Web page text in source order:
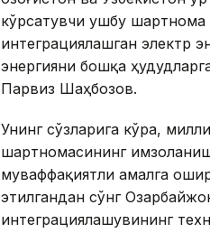
кўрсатувчи ушбу шартнома
интеграциялашган электр
энергияни бошқа
Парвиз Шаҳбозов.
Унинг сўзларига кўра,
шартномасининг
муваффақиятли амалга
этилгандан сўнг
интеграциялашувининг